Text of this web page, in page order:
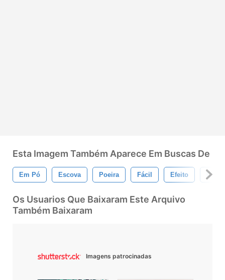
Esta Imagem Também Aparece Em Buscas De
Em Pó Escova Poeira Fácil Efeito
Os Usuarios Que Baixaram Este Arquivo
Também Baixaram
Imagens patrocinadas